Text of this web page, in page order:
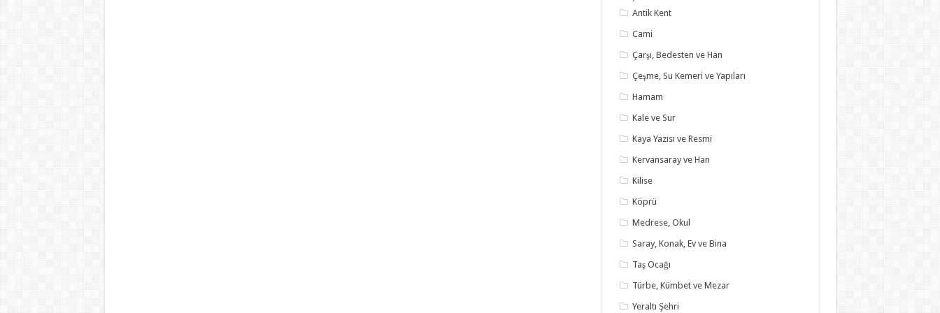
Antik Kent
Cami
Çarşı, Bedesten ve Han
Çeşme, Su Kemeri ve Yapıları
Hamam
Kale ve Sur
Kaya Yazısı ve Resmi
Kervansaray ve Han
Kilise
Köprü
Medrese, Okul
Saray, Konak, Ev ve Bina
Taş Ocağı
Türbe, Kümbet ve Mezar
Yeraltı Şehri